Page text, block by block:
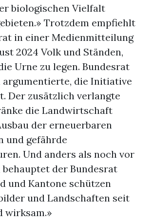
biologischen Vielfalt
Trotzdem empfiehlt
in einer Medienmitteilung
2024 Volk und Ständen,
Urne zu legen. Bundesrat
argumentierte, die Initiative
Der zusätzlich verlangte
die Landwirtschaft
der erneuerbaren
und gefährde
Und anders als noch vor
behauptet der Bundesrat
und Kantone schützen
und Landschaften seit
wirksam.»